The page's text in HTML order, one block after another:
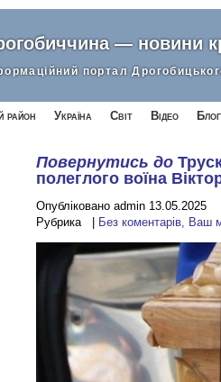
— новини
портал
район Україна Світ Відео
Повернутись до
полеглого воїна
Опубліковано admin 13.05.2025
Рубрика | Без коментарів, Ваш